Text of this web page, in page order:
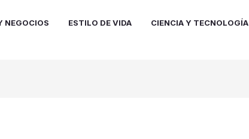
NEGOCIOS ESTILO DE VIDA CIENCIA Y TECNOLOGÍA